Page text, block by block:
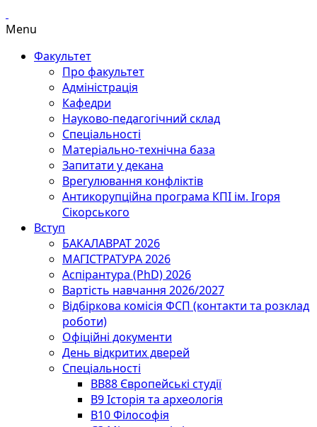
Menu
Факультет
Про факультет
Адміністрація
Кафедри
Науково-педагогічний склад
Спеціальності
Матеріально-технічна база
Запитати у декана
Врегулювання конфліктів
Антикорупційна програма КПІ ім. Ігоря
Сікорського
Вступ
БАКАЛАВРАТ 2026
МАГІСТРАТУРА 2026
Аспірантура (PhD) 2026
Вартість навчання 2026/2027
Відбіркова комісія ФСП (контакти та розклад
роботи)
Офіційні документи
День відкритих дверей
Спеціальності
BВ88 Європейські студії
B9 Історія та археологія
B10 Філософія